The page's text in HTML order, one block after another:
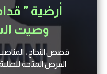
أرضية "
وصيت
قصص النجاح ،
الفرص المتاحة